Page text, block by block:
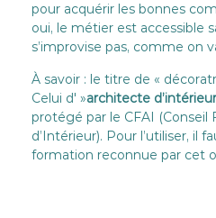
pour acquérir les bonnes
oui, le métier est accessible
s’improvise pas, comme on
À savoir : le titre de «
Celui d' »architecte d’intérieur
protégé par le CFAI (Conseil
d’Intérieur). Pour l’utiliser, il
formation reconnue par cet